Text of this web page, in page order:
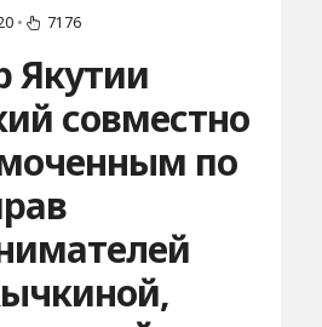
• 7176
Якутии
совместно
по